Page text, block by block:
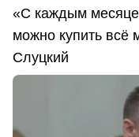
«С каждым
можно купить всё
Слуцкий